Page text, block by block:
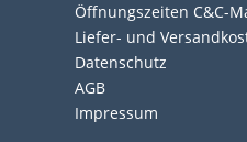
Öffnungszeiten C&C-
Liefer- und
Datenschutz
AGB
Impressum